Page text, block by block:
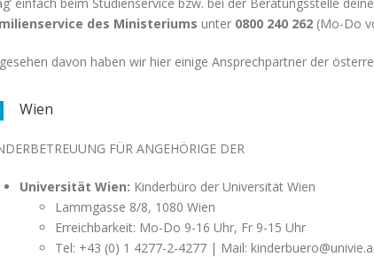
des Ministeriums unter 0800 240 262 (Mo-Do
davon haben wir hier einige Ansprechpartner der
Wien
FÜR ANGEHÖRIGE DER
Universität Wien: Kinderbüro der Universität Wien
Lammgasse 8/8, 1080 Wien
Erreichbarkeit: Mo-Do 9-16 Uhr, Fr 9-15 Uhr
Tel: +43 (0) 1 4277-2-4277 | Mail: